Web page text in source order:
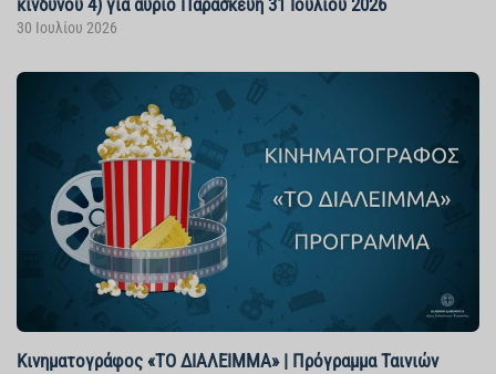
κινδύνου 4) για αύριο Παρασκευή 31 Ιουλίου 2026
30 Ιουλίου 2026
Κινηματογράφος «ΤΟ ΔΙΑΛΕΙΜΜΑ» | Πρόγραμμα Ταινιών